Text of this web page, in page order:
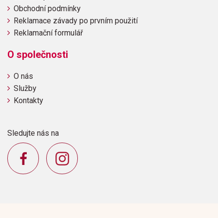
Obchodní podmínky
Reklamace závady po prvním použití
Reklamační formulář
O společnosti
O nás
Služby
Kontakty
Sledujte nás na